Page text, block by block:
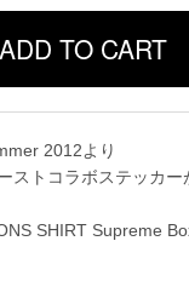
2012より
ストコラボステッカー
SHIRT Supreme